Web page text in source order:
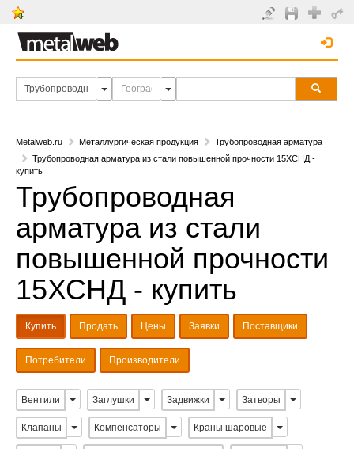
Metalweb.ru Металлургическая продукция
Трубопроводная арматура
Трубопроводная арматура из стали повышенной прочности 15ХСНД -
купить
Трубопроводная
арматура из стали
повышенной прочности
15ХСНД - купить
Купить Продать Цены Заявки Поставщики
Потребители Производители
Вентили Заглушки Задвижки Затворы
Клапаны Компенсаторы Краны шаровые